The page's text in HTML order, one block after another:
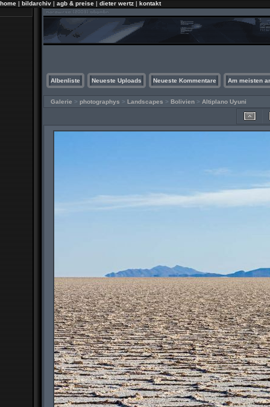
home|bildarchiv|agb & preise|dieter wertz|kontakt
Albenliste Neueste Uploads Neueste Kommentare Am meisten
Galerie > photographys > Landscapes > Bolivien > Altiplano Uyuni